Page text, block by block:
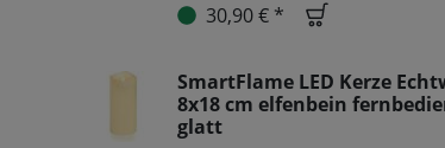
30,90 € *
SmartFlame LED Kerze
8x18 cm elfenbein
glatt